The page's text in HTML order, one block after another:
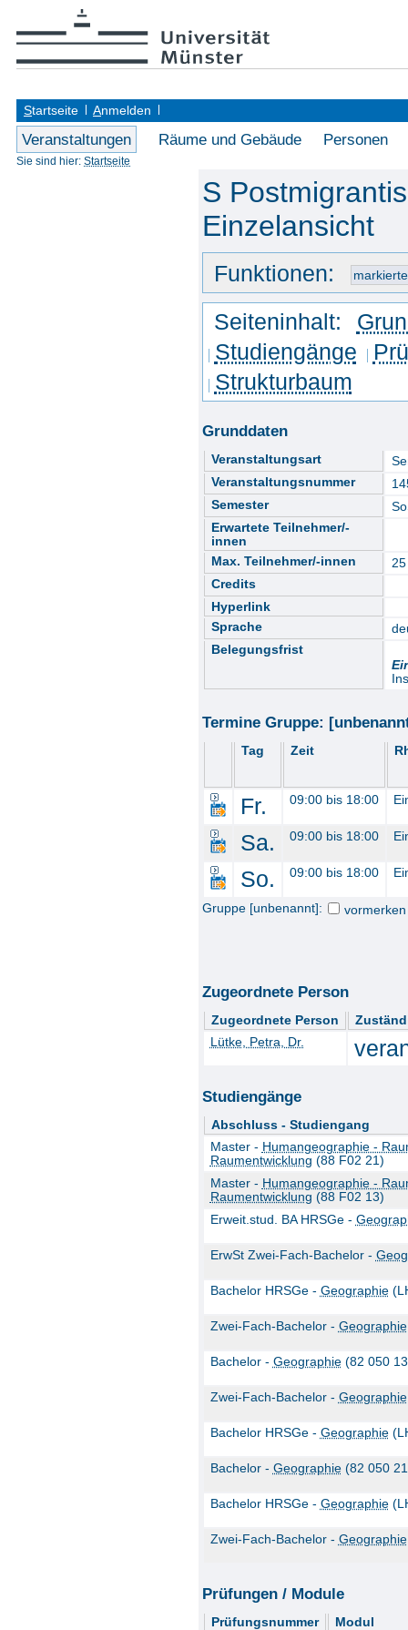
Startseite Anmelden
Veranstaltungen Räume und Gebäude Personen
Sie sind hier: Startseite
S
Einzelansicht
Funktionen:
Seiteninhalt:
Studiengänge
Strukturbaum
Grunddaten
Veranstaltungsart
Veranstaltungsnummer
Semester
Erwartete Teilnehmer/-
innen
Max. Teilnehmer/-innen
25
Credits
Hyperlink
Sprache
Belegungsfrist
Termine Gruppe:
Tag Zeit
Fr. 09:00 bis 18:00
Sa. 09:00 bis 18:00
So. 09:00 bis 18:00
Gruppe [unbenannt]: vormerken
Zugeordnete Person
Zugeordnete Person
Lütke, Petra, Dr.
Studiengänge
Abschluss - Studiengang
Master - Humangeographie -
Raumentwicklung (88 F02 21)
Master - Humangeographie -
Raumentwicklung (88 F02 13)
Erweit.stud. BA HRSGe -
ErwSt Zwei-Fach-Bachelor -
Bachelor HRSGe - Geographie
Zwei-Fach-Bachelor - Geographie
Bachelor - Geographie(82 050
Zwei-Fach-Bachelor - Geographie
Bachelor HRSGe - Geographie
Bachelor - Geographie(82 050
Bachelor HRSGe - Geographie
Zwei-Fach-Bachelor - Geographie
Prüfungen / Module
Prüfungsnummer
Modul